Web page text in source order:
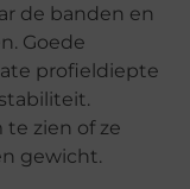
de banden en
Goede
profieldiepte
zien of ze
gewicht.